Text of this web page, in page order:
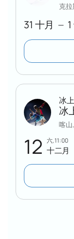
31 十月 —
克
12 六, 11:00
十二月
冰
冰
喀